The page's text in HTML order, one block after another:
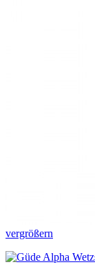
vergrößern